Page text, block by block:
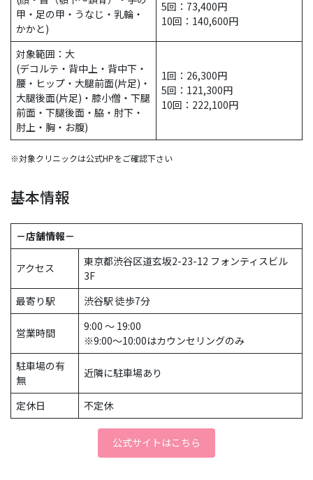
甲・足の甲・うなじ・乳輪・
かかと)
5回：73,400円
10回：140,600円
対象範囲：大
(デコルテ・背中上・背中下・
腰・ヒップ・大腿前面(片足)・
大腿後面(片足)・膝小僧・下腿
前面・下腿後面・脇・肘下・
肘上・胸・お腹)
1回：26,300円
5回：121,300円
10回：222,100円
※対象クリニックは公式HPをご確認下さい
基本情報
－店舗情報－
アクセス
東京都渋谷区道玄坂2-23-12 フォンティスビル
3F
最寄り駅
渋谷駅 徒歩7分
営業時間
9:00 ～ 19:00
※9:00～10:00はカウンセリングのみ
駐車場の有
無
近隣に駐車場あり
定休日 不定休
公式サイトはこちら